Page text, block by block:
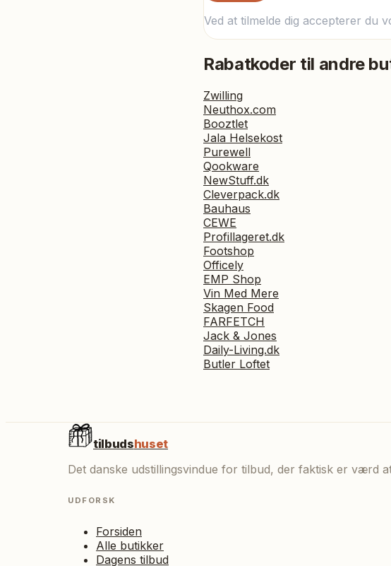
Ved at tilmelde dig accepterer du
Rabatkoder til andre
Zwilling
Neuthox.com
Booztlet
Jala Helsekost
Purewell
Qookware
NewStuff.dk
Cleverpack.dk
Bauhaus
CEWE
Profillageret.dk
Footshop
Officely
EMP Shop
Vin Med Mere
Skagen Food
FARFETCH
Jack & Jones
Daily-Living.dk
Butler Loftet
tilbudshuset
Det danske udstillingsvindue for tilbud, der faktisk er værd
UDFORSK
Forsiden
Alle butikker
Dagens tilbud